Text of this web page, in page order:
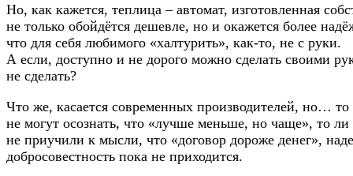
Но, как кажется, теплица – автомат, изготовленная
не только обойдётся дешевле, но и окажется более
что для себя любимого «халтурить», как-то, не с руки.
А если, доступно и не дорого можно сделать своими
не сделать?
Что же, касается современных производителей, но…
не могут осознать, что «лучше меньше, но чаще», то
не приучили к мысли, что «договор дороже денег»,
добросовестность пока не приходится.